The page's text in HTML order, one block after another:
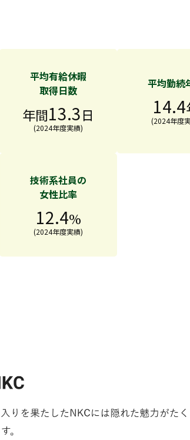
平均有給休暇
取得日数
年間13.3日
(2024年度実績)
平均勤続
14.4
(2024年度
技術系社員の
女性比率
12.4%
(2024年度実績)